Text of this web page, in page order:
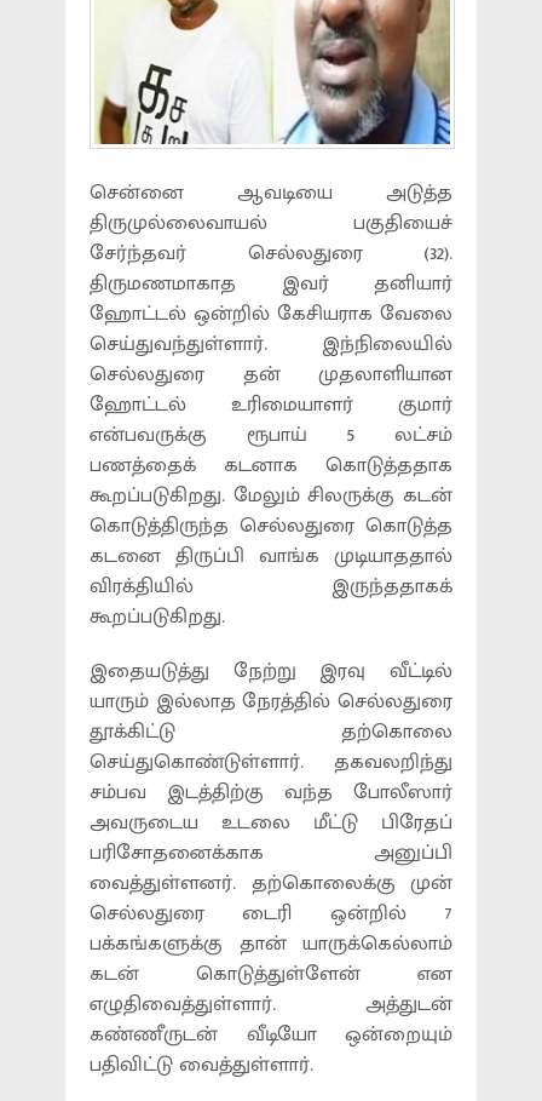
சென்னை ஆவடியை அடுத்த
திருமுல்லைவாயல் பகுதியைச்
சேர்ந்தவர் செல்லதுரை (32).
திருமணமாகாத இவர் தனியார்
ஹோட்டல் ஒன்றில் கேசியராக வேலை
செய்துவந்துள்ளார். இந்நிலையில்
செல்லதுரை தன் முதலாளியான
ஹோட்டல் உரிமையாளர் குமார்
என்பவருக்கு ரூபாய் 5 லட்சம்
பணத்தைக் கடனாக கொடுத்ததாக
கூறப்படுகிறது. மேலும் சிலருக்கு கடன்
கொடுத்திருந்த செல்லதுரை கொடுத்த
கடனை திருப்பி வாங்க முடியாததால்
விரக்தியில் இருந்ததாகக்
கூறப்படுகிறது.
இதையடுத்து நேற்று இரவு வீட்டில்
யாரும் இல்லாத நேரத்தில் செல்லதுரை
தூக்கிட்டு தற்கொலை
செய்துகொண்டுள்ளார். தகவலறிந்து
சம்பவ இடத்திற்கு வந்த போலீஸார்
அவருடைய உடலை மீட்டு பிரேதப்
பரிசோதனைக்காக அனுப்பி
வைத்துள்ளனர். தற்கொலைக்கு முன்
செல்லதுரை டைரி ஒன்றில் 7
பக்கங்களுக்கு தான் யாருக்கெல்லாம்
கடன் கொடுத்துள்ளேன் என
எழுதிவைத்துள்ளார். அத்துடன்
கண்ணீருடன் வீடியோ ஒன்றையும்
பதிவிட்டு வைத்துள்ளார்.